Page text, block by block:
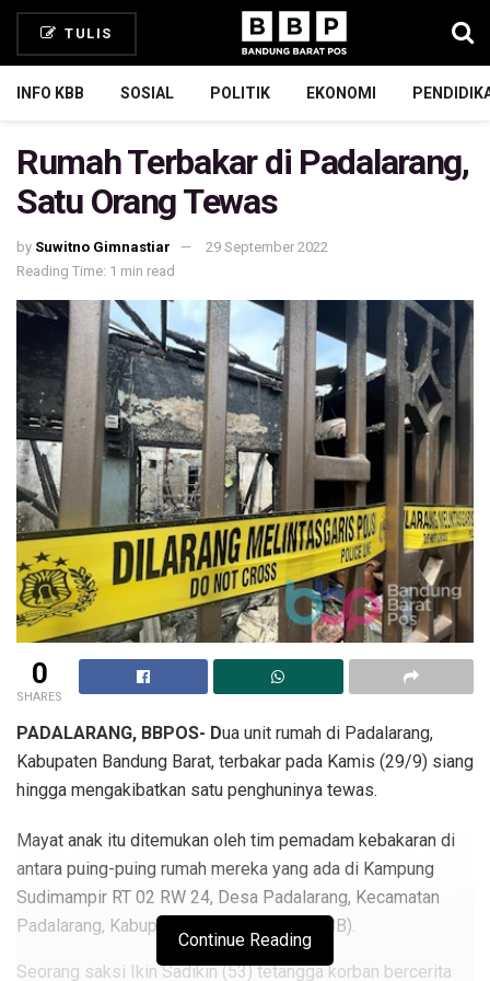
TULIS
INFO KBB SOSIAL POLITIK EKONOMI
Rumah Terbakar di Padalarang,
Satu Orang Tewas
by Suwitno Gimnastiar
29 September 2022
Reading Time: 1 min read
0
SHARES
PADALARANG, BBPOS- Dua unit rumah di Padalarang,
Kabupaten Bandung Barat, terbakar pada Kamis (29/9) siang
hingga mengakibatkan satu penghuninya tewas.
Mayat anak itu ditemukan oleh tim pemadam kebakaran di
antara puing-puing rumah mereka yang ada di Kampung
Sudimampir RT 02 RW 24, Desa Padalarang, Kecamatan
Padalarang, Kabupaten Bandung Barat (KBB).
Seorang saksi Ikin Sadikin (53) tetangga korban bercerita
Continue Reading